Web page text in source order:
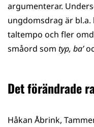
argumenterar.
ungdomsdrag är
taltempo och fler
småord som typ, ba’
Det förändrade
Håkan Åbrink,